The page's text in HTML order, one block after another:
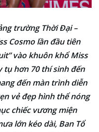
trường Thời Đại –
Cosmo lần đầu tiên
vào khuôn khổ Miss
tụ hơn 70 thí sinh đến
đến màn trình diễn
vẻ đẹp hình thể nóng
chiếc vương miện
lớn kéo dài, Ban Tổ